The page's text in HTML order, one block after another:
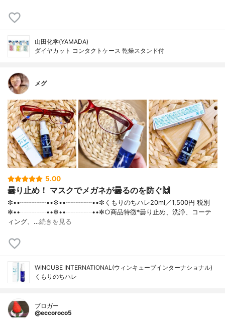
山田化学(YAMADA)
ダイヤカット コンタクトケース 乾燥スタンド付
メグ
5.00
曇り止め！ マスクでメガネが曇るのを防ぐ🙌
✼••┈┈┈┈••✼••┈┈┈┈••✼くもりのちハレ20ml／1,500円 税別
✼••┈┈┈┈••✼••┈┈┈┈••✼○商品特徴*曇り止め、洗浄、コーテ
ィング、…続きを見る
WINCUBE INTERNATIONAL(ウィンキューブインターナショナル)
くもりのちハレ
ブロガー
@eccoroco5